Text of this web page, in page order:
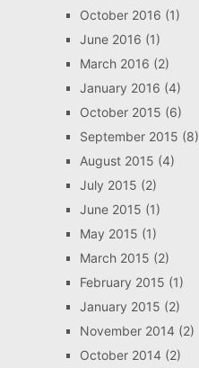
October 2016 (1)
June 2016 (1)
March 2016 (2)
January 2016 (4)
October 2015 (6)
September 2015 (8)
August 2015 (4)
July 2015 (2)
June 2015 (1)
May 2015 (1)
March 2015 (2)
February 2015 (1)
January 2015 (2)
November 2014(2)
October 2014(2)